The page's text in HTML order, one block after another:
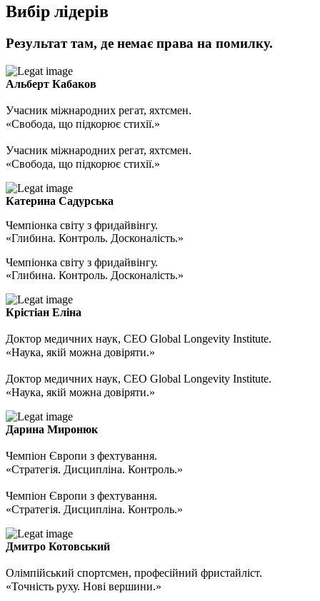
Вибір лідерів
Результат там, де немає права на помилку.
Альберт Кабаков
Учасник міжнародних регат, яхтсмен.
«Свобода, що підкорює стихії.»
Учасник міжнародних регат, яхтсмен.
«Свобода, що підкорює стихії.»
Катерина Садурська
Чемпіонка світу з фридайвінгу.
«Глибина. Контроль. Досконалість.»
Чемпіонка світу з фридайвінгу.
«Глибина. Контроль. Досконалість.»
Крістіан Еліна
Доктор медичних наук, CEO Global Longevity Institute.
«Наука, якій можна довіряти.»
Доктор медичних наук, CEO Global Longevity Institute.
«Наука, якій можна довіряти.»
Дарина Миронюк
Чемпіон Європи з фехтування.
«Стратегія. Дисципліна. Контроль.»
Чемпіон Європи з фехтування.
«Стратегія. Дисципліна. Контроль.»
Дмитро Котовський
Олімпійський спортсмен, професійний фристайліст.
«Точність руху. Нові вершини.»